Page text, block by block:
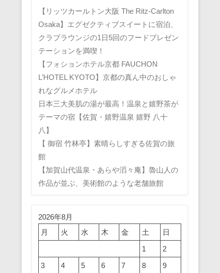
【リッツカールトン大阪 The Ritz-Carlton
Osaka】エグゼクティブスイートに宿泊、
クラブラウンジの1日5回のフードプレゼン
テーションを満喫！
【フォションホテル京都 FAUCHON
L’HOTEL KYOTO】京都の真ん中のおしゃ
れなグルメホテル
日本三大美肌の湯が最高！温泉と嬉野茶が
テーマの宿【佐賀・嬉野温泉 嬉野 八十
八】
【 御宿 竹林亭】素晴らしすぎる佐賀の旅
館
【加賀山代温泉・あらや滔々庵】魯山人の
作品が並ぶ、美術館のような老舗旅館
2026年8月
月
火 水 木 金 土
日
1
2
3
4 5 6 7 8
9